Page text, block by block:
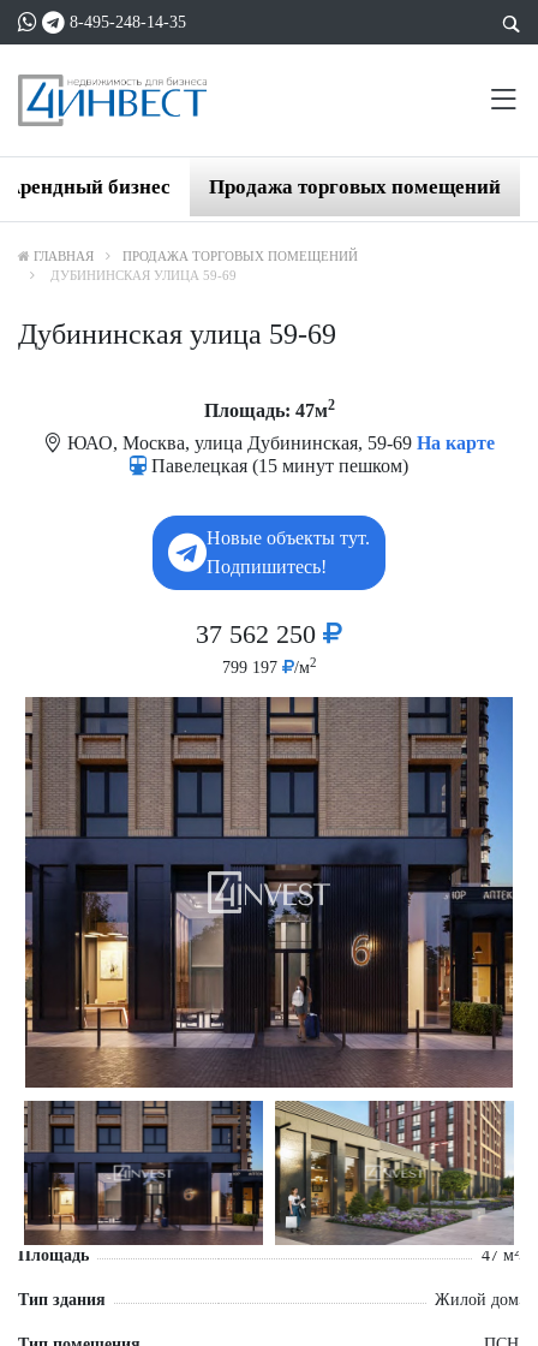
8-495-248-14-35
Арендный бизнес Продажа торговых помещений
ГЛАВНАЯ
ПРОДАЖА ТОРГОВЫХ ПОМЕЩЕНИЙ
ДУБИНИНСКАЯ УЛИЦА 59-69
Дубининская улица 59-69
Площадь: 47м2
ЮАО, Москва, улица Дубининская, 59-69 На карте
Павелецкая (15 минут пешком)
Новые объекты тут.
Подпишитесь!
37 562 250
799 197 /м2
Площадь 47 м²
Тип здания Жилой дом